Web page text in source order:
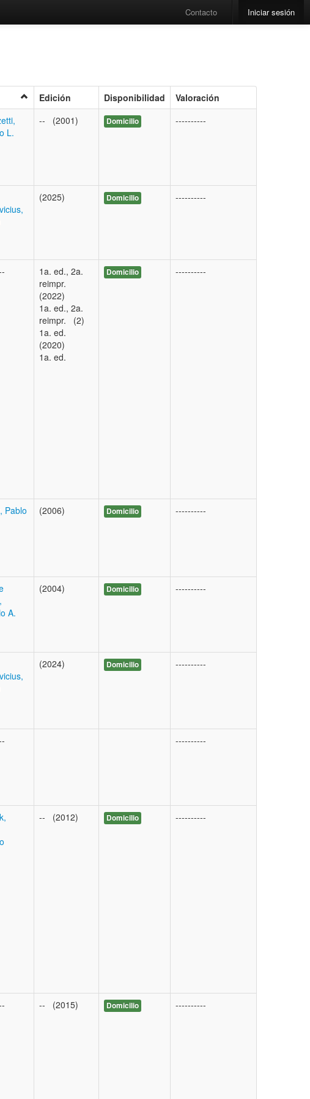
Contacto Iniciar sesión
Edición Disponibilidad Valoración
L.
-- (2001) Domicilio ----------
(2025) Domicilio ----------
1a. ed., 2a.
reimpr.
(2022)
1a. ed., 2a.
reimpr. (2)
1a. ed.
(2020)
1a. ed.
Domicilio ----------
Pablo (2006) Domicilio ----------
A.
(2004) Domicilio ----------
(2024) Domicilio ----------
----------
-- (2012) Domicilio ----------
-- (2015) Domicilio ----------